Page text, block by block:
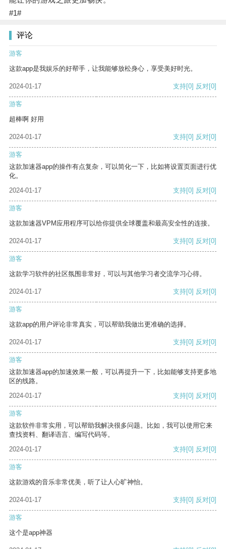
#1#
评论
游客
这款app是我娱乐的好帮手，让我能够放松身心，享受美好时光。
2024-01-17 支持[0] 反对[0]
游客
超棒啊 好用
2024-01-17 支持[0] 反对[0]
游客
这款加速器app的操作有点复杂，可以简化一下，比如将设置页面进行优
化。
2024-01-17
支持[0] 反对[0]
游客
这款加速器VPM应用程序可以给你提供全球覆盖和最高安全性的连接。
2024-01-17 支持[0] 反对[0]
游客
这款学习软件的社区氛围非常好，可以与其他学习者交流学习心得。
2024-01-17 支持[0] 反对[0]
游客
这款app的用户评论非常真实，可以帮助我做出更准确的选择。
2024-01-17 支持[0] 反对[0]
游客
这款加速器app的加速效果一般，可以再提升一下，比如能够支持更多地
区的线路。
2024-01-17
支持[0] 反对[0]
游客
这款软件非常实用，可以帮助我解决很多问题。比如，我可以使用它来
查找资料、翻译语言、编写代码等。
2024-01-17
支持[0] 反对[0]
游客
这款游戏的音乐非常优美，听了让人心旷神怡。
2024-01-17 支持[0] 反对[0]
游客
这个是app神器